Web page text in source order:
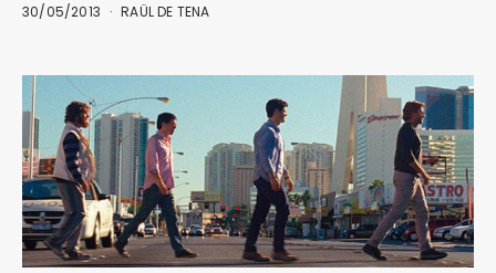
30/05/2013 RAÜL DE TENA